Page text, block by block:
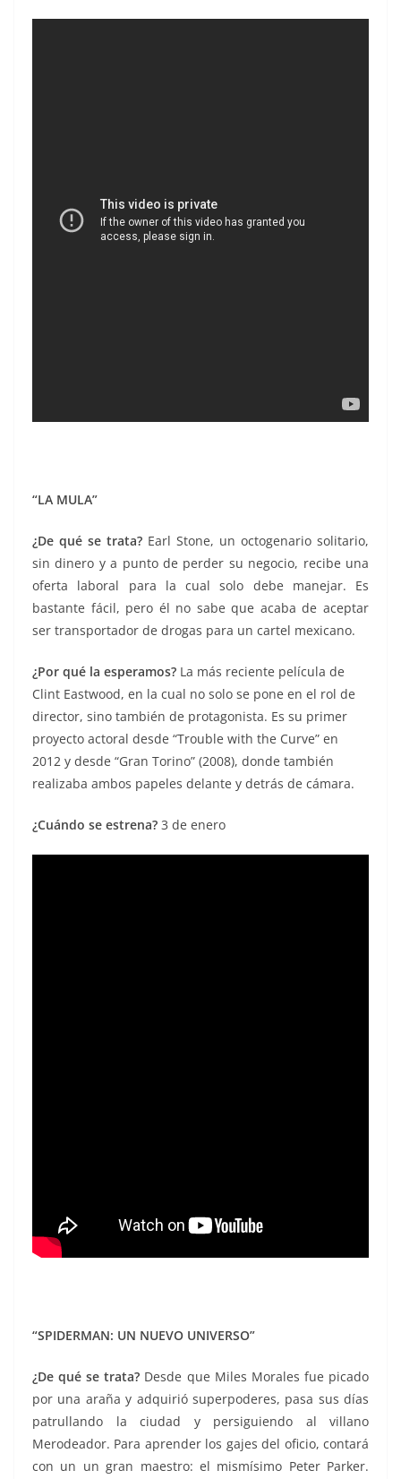
“LA MULA”
¿De qué se trata? Earl Stone, un octogenario solitario,
sin dinero y a punto de perder su negocio, recibe una
oferta laboral para la cual solo debe manejar. Es
bastante fácil, pero él no sabe que acaba de aceptar
ser transportador de drogas para un cartel mexicano.
¿Por qué la esperamos? La más reciente película de
Clint Eastwood, en la cual no solo se pone en el rol de
director, sino también de protagonista. Es su primer
proyecto actoral desde “Trouble with the Curve” en
2012 y desde “Gran Torino” (2008), donde también
realizaba ambos papeles delante y detrás de cámara.
¿Cuándo se estrena? 3 de enero
“SPIDERMAN: UN NUEVO UNIVERSO”
¿De qué se trata? Desde que Miles Morales fue picado
por una araña y adquirió superpoderes, pasa sus días
patrullando la ciudad y persiguiendo al villano
Merodeador. Para aprender los gajes del oficio, contará
con un un gran maestro: el mismísimo Peter Parker.